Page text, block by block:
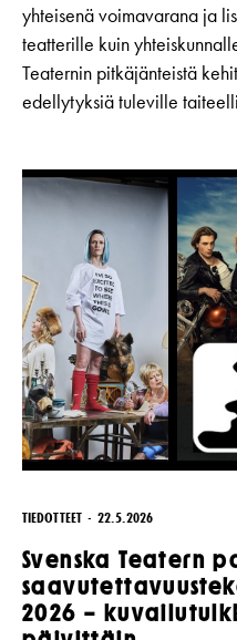
yhteisenä voimavarana ja
teatterille kuin
Teaternin pitkäjänteistä
edellytyksiä tuleville
TIEDOTTEET 22.5.2026
Svenska Teatern
2026 –